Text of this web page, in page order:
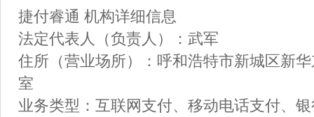
捷付睿通 机构详细信息
法定代表人（负责人）：武军
住所（营业场所）：呼和浩特市新城区新
室
业务类型：互联网支付、移动电话支付、